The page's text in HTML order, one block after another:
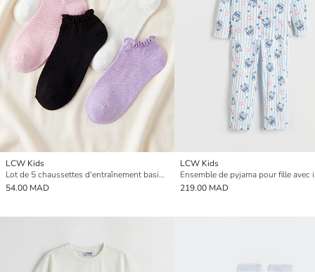
LCW Kids
Lot de 5 chaussettes d'entraînement basiques pour filles
54.00 MAD
LCW Kids
219.00 MAD